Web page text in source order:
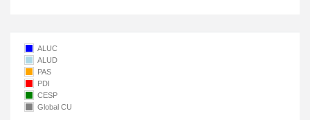
ALUC
ALUD
PAS
PDI
CESP
Global CU